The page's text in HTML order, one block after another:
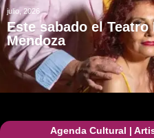
julio, 2026
Este sabado el
Mendoza
Agenda Cultural |